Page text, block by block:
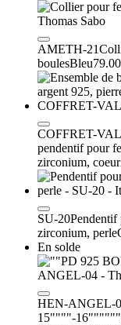
AMETH-21
boulesBleu
COFFRET-
pendentif pour
zirconium, coeur
SU-20Pendentif
zirconium, perle
En solde
HEN-ANGEL-
15""""-16""""""